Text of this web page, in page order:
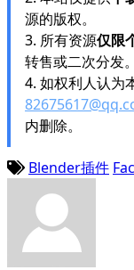
源的版权。
3. 所有资源仅限
转售或二次分发。
4. 如权利人认为
内删除。
Blender插件